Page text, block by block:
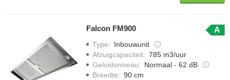
Falcon FM900 A
Type: Inbouwunit
Afzuigcapaciteit: 785 m3/uur
Geluidsniveau: Normaal - 62 dB
Breedte: 90 cm